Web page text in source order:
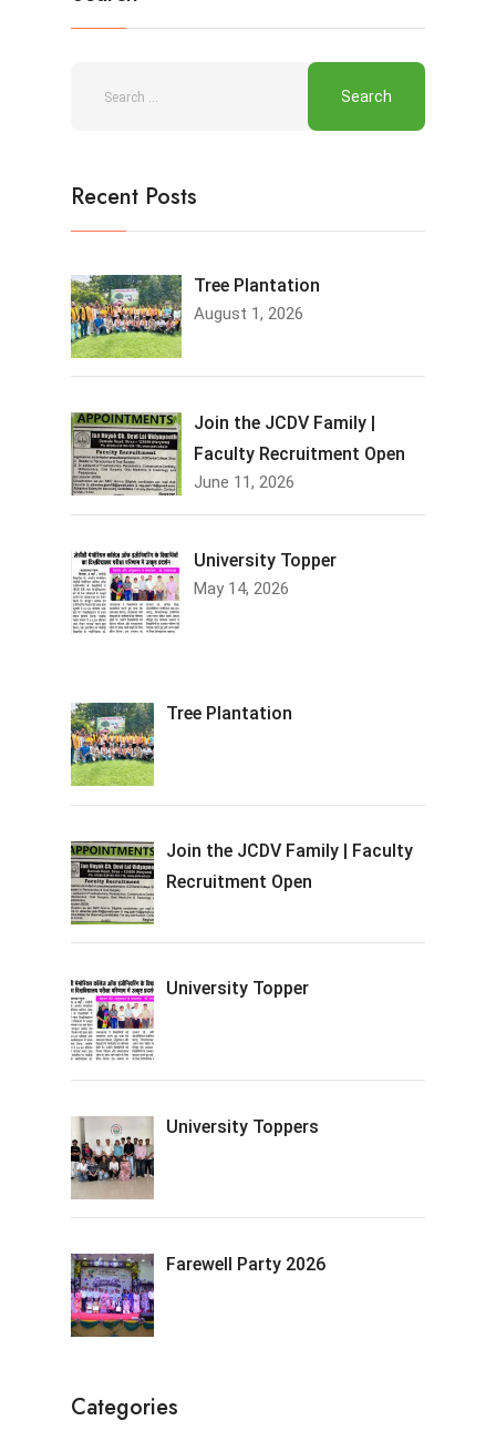
Recent Posts
Tree Plantation
August 1, 2026
Join the JCDV Family |
Faculty Recruitment Open
June 11, 2026
University Topper
May 14, 2026
Tree Plantation
Join the JCDV Family | Faculty
Recruitment Open
University Topper
University Toppers
Farewell Party 2026
Categories